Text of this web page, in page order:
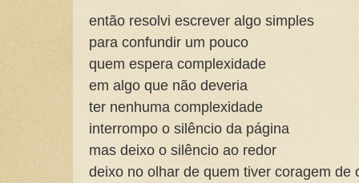
então resolvi escrever algo simples
para confundir um pouco
quem espera complexidade
em algo que não deveria
ter nenhuma complexidade
interrompo o silêncio da página
mas deixo o silêncio ao redor
deixo no olhar de quem tiver coragem de